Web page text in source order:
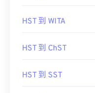
HST 到 WITA
HST 到 ChST
HST 到 SST